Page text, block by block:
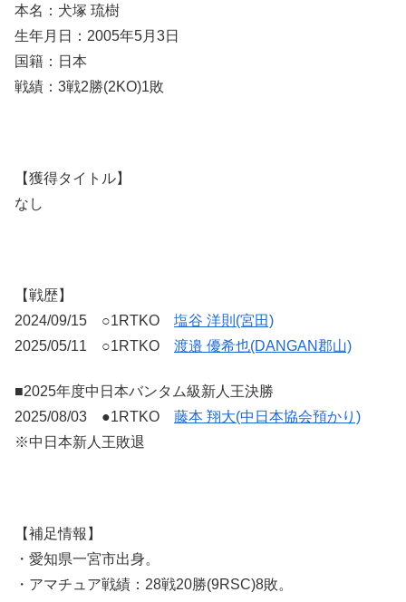
本名：犬塚 琉樹
生年月日：2005年5月3日
国籍：日本
戦績：3戦2勝(2KO)1敗
【獲得タイトル】
なし
【戦歴】
2024/09/15 ○1RTKO 塩谷 洋則(宮田)
2025/05/11 ○1RTKO 渡邉 優希也(DANGAN郡山)
■2025年度中日本バンタム級新人王決勝
2025/08/03 ●1RTKO 藤本 翔大(中日本協会預かり)
※中日本新人王敗退
【補足情報】
・愛知県一宮市出身。
・アマチュア戦績：28戦20勝(9RSC)8敗。